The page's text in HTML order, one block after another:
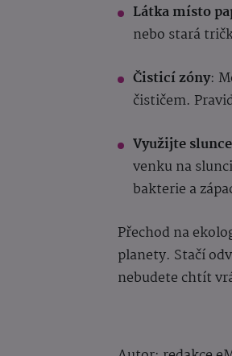
Látka místo
nebo stará
Čisticí zóny:
čističem.
Využijte slunce
venku na
bakterie a
Přechod na
planety. Stačí
nebudete chtít